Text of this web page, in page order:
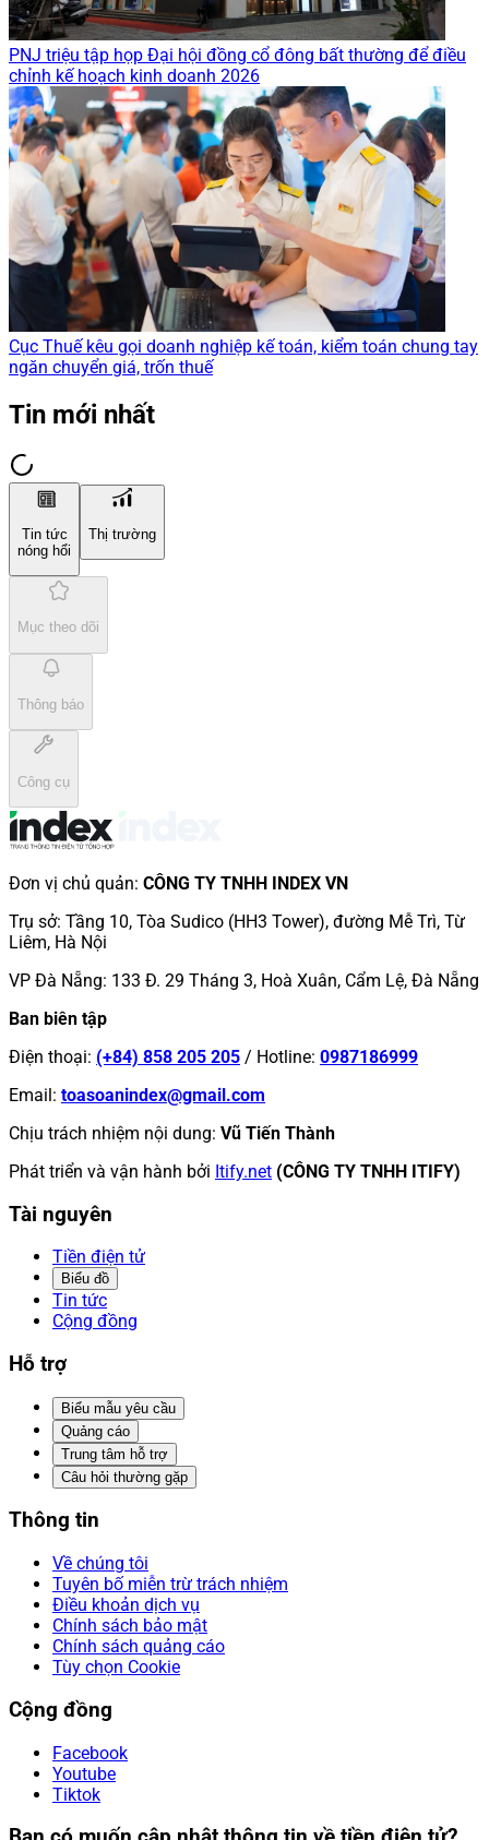
PNJ triệu tập họp Đại hội đồng cổ đông bất thường để điều
chỉnh kế hoạch kinh doanh 2026
Cục Thuế kêu gọi doanh nghiệp kế toán, kiểm toán chung tay
ngăn chuyển giá, trốn thuế
Tin mới nhất
Tin tức
nóng hổi
Thị trường
Mục theo dõi
Thông báo
Công cụ
Đơn vị chủ quản: CÔNG TY TNHH INDEX VN
Trụ sở: Tầng 10, Tòa Sudico (HH3 Tower), đường Mễ Trì, Từ
Liêm, Hà Nội
VP Đà Nẵng: 133 Đ. 29 Tháng 3, Hoà Xuân, Cẩm Lệ, Đà Nẵng
Ban biên tập
Điện thoại: (+84) 858 205 205 / Hotline: 0987186999
Email: toasoanindex@gmail.com
Chịu trách nhiệm nội dung: Vũ Tiến Thành
Phát triển và vận hành bởi Itify.net (CÔNG TY TNHH ITIFY)
Tài nguyên
Tiền điện tử
Biểu đồ
Tin tức
Cộng đồng
Hỗ trợ
Biểu mẫu yêu cầu
Quảng cáo
Trung tâm hỗ trợ
Câu hỏi thường gặp
Thông tin
Về chúng tôi
Tuyên bố miễn trừ trách nhiệm
Điều khoản dịch vụ
Chính sách bảo mật
Chính sách quảng cáo
Tùy chọn Cookie
Cộng đồng
Facebook
Youtube
Tiktok